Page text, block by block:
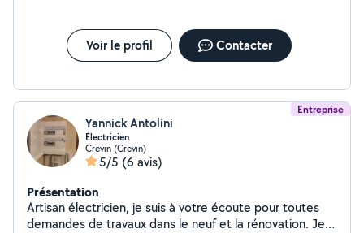
Voir le profil Contacter
Entreprise
Yannick Antolini
Électricien
Crevin (Crevin)
5/5 (6 avis)
Présentation
Artisan électricien, je suis à votre écoute pour toutes
demandes de travaux dans le neuf et la rénovation. Je